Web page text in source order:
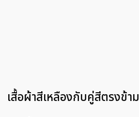
เสื้อผ้าสีเหลืองกับคู่สีตรงข้าม